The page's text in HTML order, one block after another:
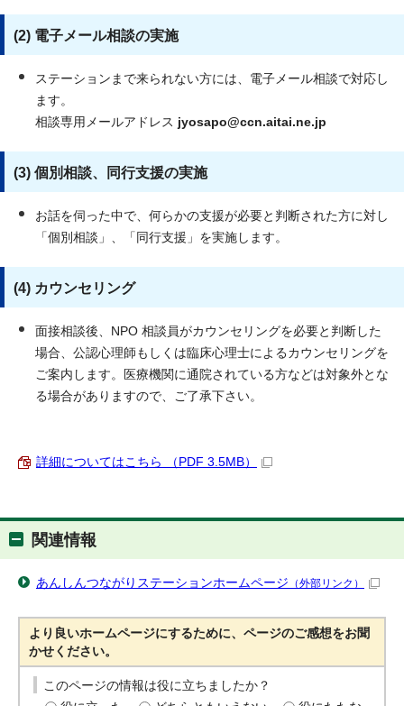
(2) 電子メール相談の実施
ステーションまで来られない方には、電子メール相談で対応し
ます。
相談専用メールアドレス jyosapo@ccn.aitai.ne.jp
(3) 個別相談、同行支援の実施
お話を伺った中で、何らかの支援が必要と判断された方に対し
「個別相談」、「同行支援」を実施します。
(4) カウンセリング
面接相談後、NPO 相談員がカウンセリングを必要と判断した
場合、公認心理師もしくは臨床心理士によるカウンセリングを
ご案内します。医療機関に通院されている方などは対象外とな
る場合がありますので、ご了承下さい。
詳細についてはこちら （PDF 3.5MB）
関連情報
あんしんつながりステーションホームページ （外部リンク）
より良いホームページにするために、ページのご感想をお聞
かせください。
このページの情報は役に立ちましたか？